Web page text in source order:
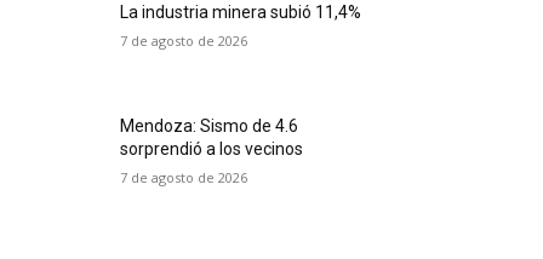
La industria minera subió 11,4%
7 de agosto de 2026
Mendoza: Sismo de 4.6
sorprendió a los vecinos
7 de agosto de 2026